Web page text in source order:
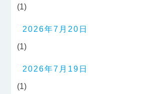
(1)
2026年7月20日
(1)
2026年7月19日
(1)